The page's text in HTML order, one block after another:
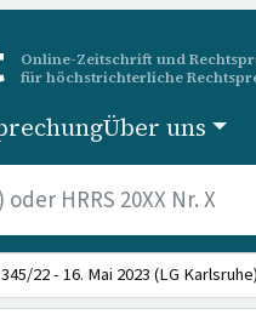
Online-Zeitschrift und
für höchstrichterliche
Über uns
22 - 16. Mai 2023 (LG